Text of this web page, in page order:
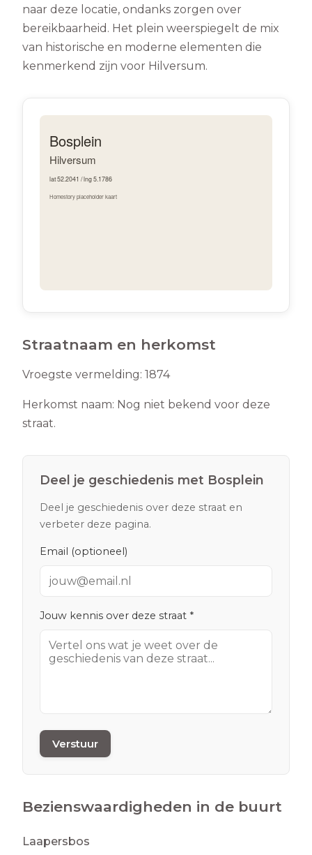
naar deze locatie, ondanks zorgen over
bereikbaarheid. Het plein weerspiegelt de mix
van historische en moderne elementen die
kenmerkend zijn voor Hilversum.
Straatnaam en herkomst
Vroegste vermelding: 1874
Herkomst naam: Nog niet bekend voor deze
straat.
Deel je geschiedenis met Bosplein
Deel je geschiedenis over deze straat en
verbeter deze pagina.
Email (optioneel)
Jouw kennis over deze straat *
Verstuur
Bezienswaardigheden in de buurt
Laapersbos